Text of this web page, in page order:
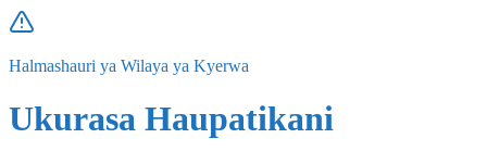
Halmashauri ya Wilaya ya Kyerwa
Ukurasa Haupatikani